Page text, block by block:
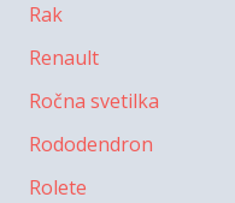
Rak
Renault
Ročna svetilka
Rododendron
Rolete